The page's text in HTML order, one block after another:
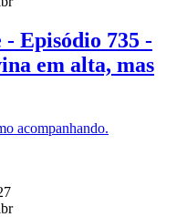
Episódio 735 -
em alta, mas
acompanhando.